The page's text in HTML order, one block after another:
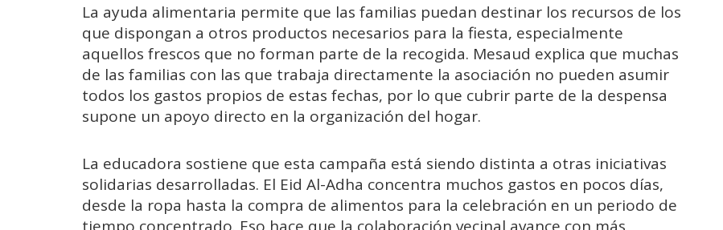
La ayuda alimentaria permite que las familias puedan destinar los recursos de los
que dispongan a otros productos necesarios para la fiesta, especialmente
aquellos frescos que no forman parte de la recogida. Mesaud explica que muchas
de las familias con las que trabaja directamente la asociación no pueden asumir
todos los gastos propios de estas fechas, por lo que cubrir parte de la despensa
supone un apoyo directo en la organización del hogar.
La educadora sostiene que esta campaña está siendo distinta a otras iniciativas
solidarias desarrolladas. El Eid Al-Adha concentra muchos gastos en pocos días,
desde la ropa hasta la compra de alimentos para la celebración en un periodo de